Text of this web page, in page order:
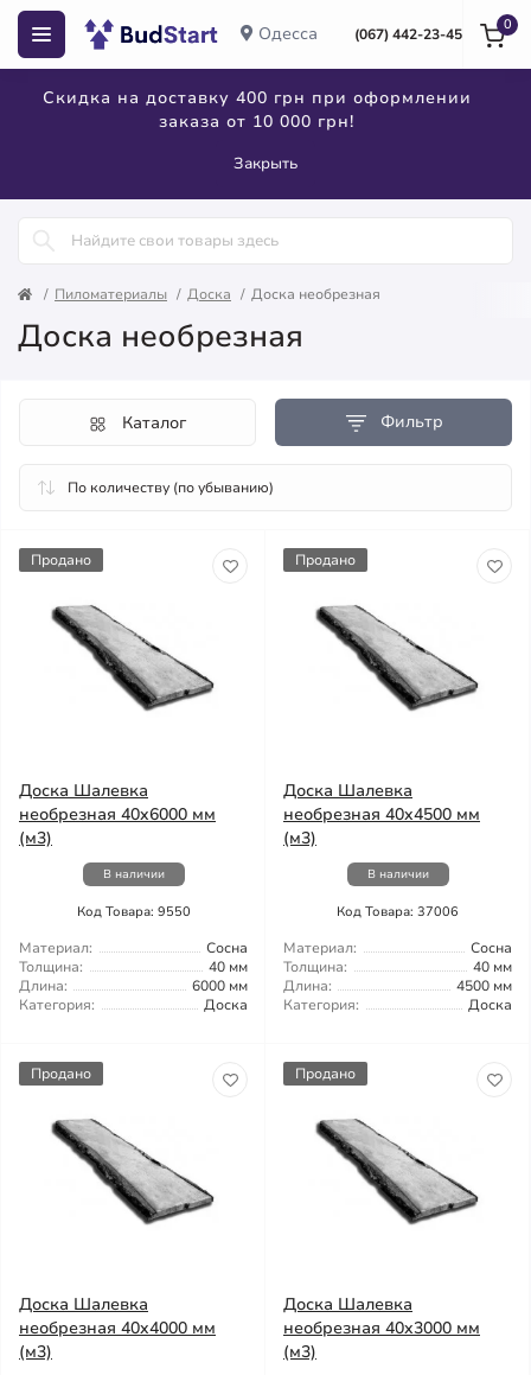
Одесса (067) 442-23-45
Скидка на доставку 400 грн при оформлении
заказа от 10 000 грн!
Закрыть
0
Пиломатериалы Доска Доска необрезная
Доска необрезная
Фильтр
Каталог
Продано
Доска Шалевка
необрезная 40x6000 мм
(м3)
В наличии
Код Товара: 9550
Материал:
Сосна
Толщина:
40 мм
Длина:
6000 мм
Категория:
Доска
Продано
Доска Шалевка
необрезная 40x4500 мм
(м3)
В наличии
Код Товара: 37006
Материал:
Сосна
Толщина:
40 мм
Длина:
4500 мм
Категория:
Доска
Продано
Доска Шалевка
необрезная 40x4000 мм
(м3)
Продано
Доска Шалевка
необрезная 40x3000 мм
(м3)